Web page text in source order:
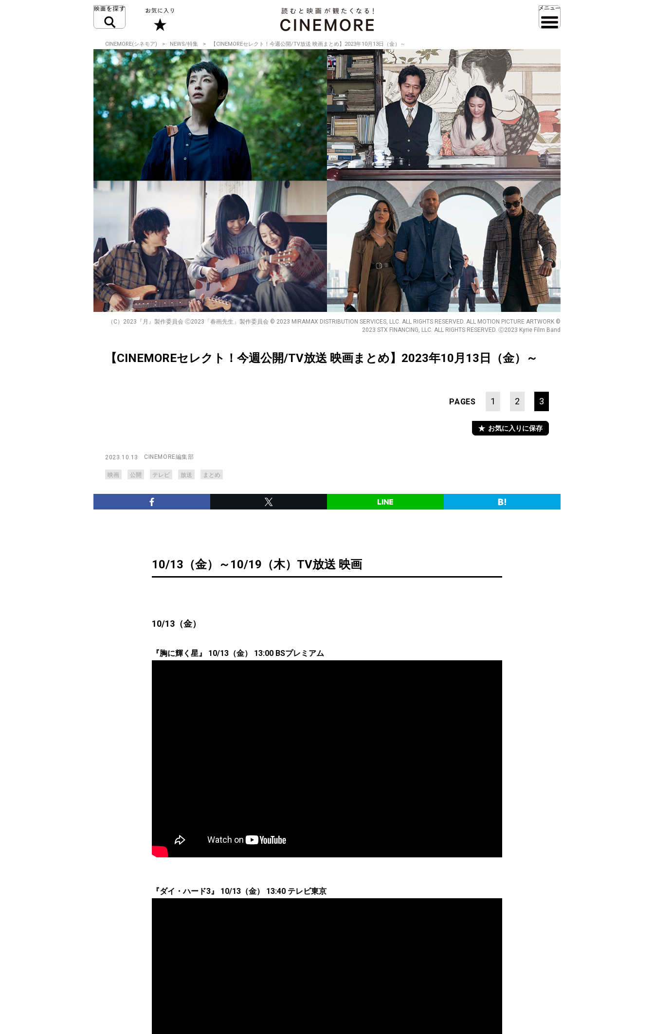
CINEMORE(シネモア) NEWS/特集 【CINEMOREセレクト！今週公開/TV放送 映画まとめ】2023年10月13日（金）～
（C）2023『月』製作委員会 Ⓒ2023「春画先生」製作委員会 © 2023 MIRAMAX DISTRIBUTION SERVICES, LLC. ALL RIGHTS RESERVED. ALL MOTION PICTURE ARTWORK ©
2023 STX FINANCING, LLC. ALL RIGHTS RESERVED. Ⓒ2023 Kyrie Film Band
【CINEMOREセレクト！今週公開/TV放送 映画まとめ】2023年10月13日（金）～
PAGES 1 2 3
お気に入りに保存
2023.10.13 CINEMORE編集部
映画 公開 テレビ 放送 まとめ
10/13（金）～10/19（木）TV放送 映画
10/13（金）
『胸に輝く星』 10/13（金） 13:00 BSプレミアム
『ダイ・ハード3』 10/13（金） 13:40 テレビ東京